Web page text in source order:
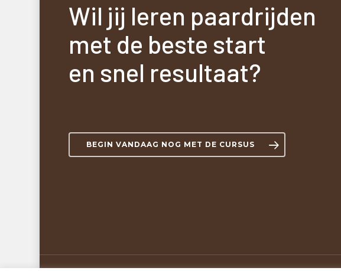
Wil jij leren paardrijden
met de beste start
en snel resultaat?
BEGIN VANDAAG NOG MET DE CURSUS